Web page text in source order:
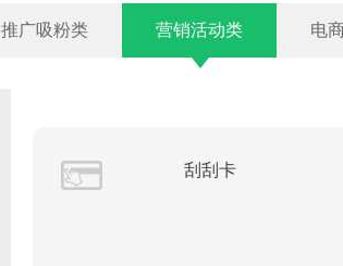
推广吸粉类 营销活动类 电
刮刮卡